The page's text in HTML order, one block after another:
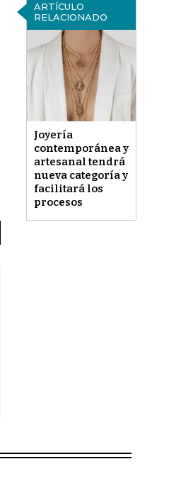
ARTÍCULO
RELACIONADO
Joyería
contemporánea y
artesanal tendrá
nueva categoría y
facilitará los
procesos